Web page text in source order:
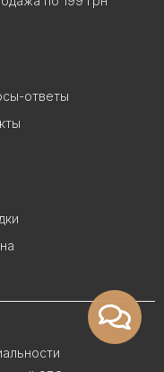
ответы